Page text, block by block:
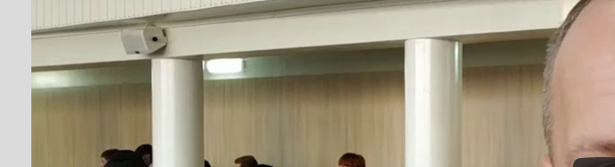
СІЧ 27, 2020 #бюджет #детутати
На сесії міської ради було прийнято проєкт соціально-економічного і
голови Анатолія Бондаренка – в бюджеті намагались максимально